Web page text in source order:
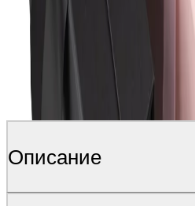
Описание